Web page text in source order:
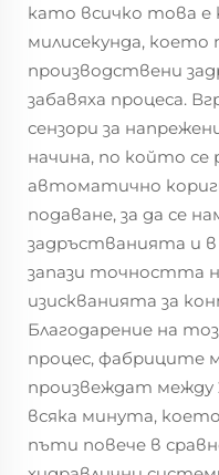
като всичко това е
милисекунда,
производствени
забавяха процеса.
сензори за
начина, по който се
автоматично
подаване, за да се
задръстванията и
запази точността
изискванията за
Благодарение на
процес, фабриците
произвеждат между
всяка минута,
пъти повече в